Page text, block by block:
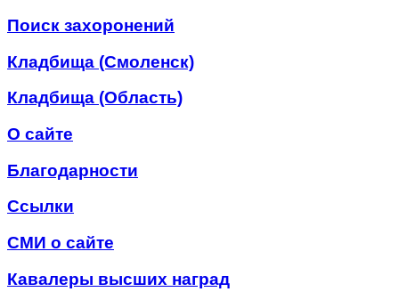
Поиск захоронений
Кладбища (Смоленск)
Кладбища (Область)
О сайте
Благодарности
Ссылки
СМИ о сайте
Кавалеры высших наград